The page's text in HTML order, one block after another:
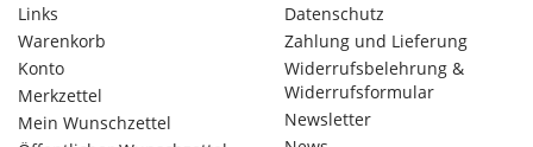
Links
Warenkorb
Konto
Merkzettel
Mein Wunschzettel
Datenschutz
Zahlung und Lieferung
Widerrufsbelehrung &
Widerrufsformular
Newsletter